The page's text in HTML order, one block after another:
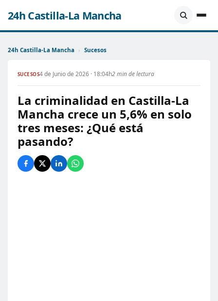
24h Castilla-La Mancha
24h Castilla-La Mancha › Sucesos
SUCESOS4 de Junio de 2026 · 18:04h2 min de lectura
La criminalidad en Castilla-La
Mancha crece un 5,6% en solo
tres meses: ¿Qué está
pasando?